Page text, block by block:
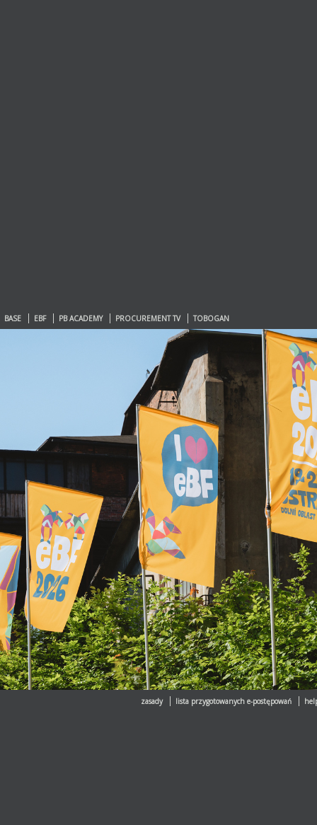
BASE EBF PB ACADEMY PROCUREMENT TV TOBOGAN
zasady lista przygotowanych e-postępowań